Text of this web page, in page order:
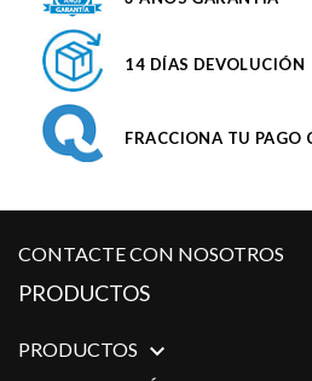
14 DÍAS DEVOLUCIÓN
FRACCIONA TU PAGO
CONTACTE CON NOSOTROS
PRODUCTOS
PRODUCTOS 